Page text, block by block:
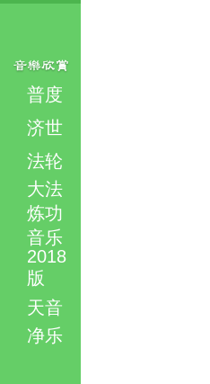
普度
济世
法轮
大法
炼功
音乐
2018
版
天音
净乐